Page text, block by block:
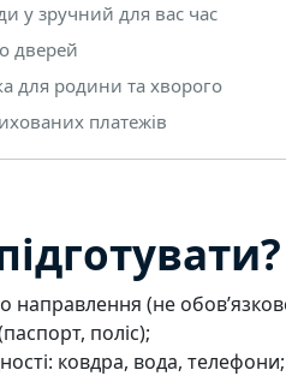
у зручний для вас час
дверей
для родини та хворого
платежів
направлення (не
поліс);
ковдра, вода, телефони;